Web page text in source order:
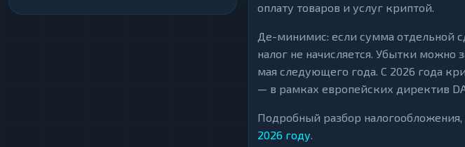
оплату товаров и услуг криптой.
Де-минимис: если сумма отдельной
налог не начисляется. Убытки можно
мая следующего года. С 2026 года
— в рамках европейских директив
Подробный разбор налогообложения,
2026 году.